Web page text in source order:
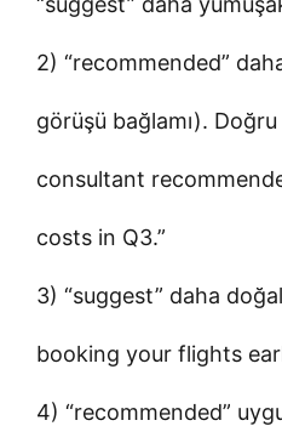
2) “recommended”
görüşü bağlamı).
consultant
costs in Q3.”
3) “suggest” daha
booking your flights
4) “recommended”